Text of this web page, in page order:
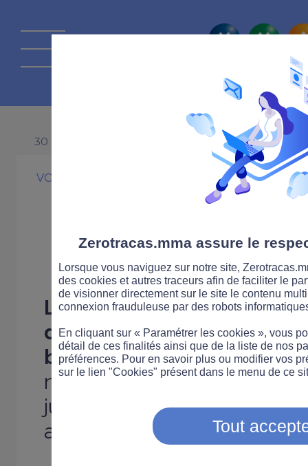
La route
30 NOVEMBRE 1999
VOITURE SÉCURITÉ ROUTIÈRE
Baisse
de morts en
Les résultats de la
de février 2006 sont
baisse du nombre de tués
nombre de blessés de 4,4
juin 2004 pour trouver un
ampleur.
Zerotracas.mma assure le
Lorsque vous naviguez sur notre site,
des cookies et autres traceurs afin de faciliter le
de visionner directement sur le site le contenu
connexion frauduleuse par des robots
En cliquant sur « Paramétrer les cookies », vous
détail de ces finalités ainsi que de la liste de nos
préférences. Pour en savoir plus ou modifier vos
sur le lien "Cookies" présent dans le menu de ce
Tout